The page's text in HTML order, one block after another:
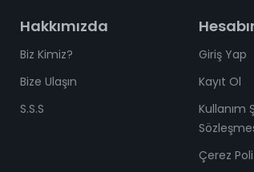
Hakkımızda
Biz Kimiz?
Bize Ulaşın
S.S.S
Giriş Yap
Kayıt Ol
Kullanım
Çerez